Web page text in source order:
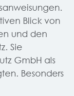
Blick von
und den
Sie
GmbH als
Besonders